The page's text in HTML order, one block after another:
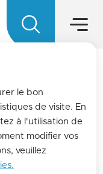
le bon
de visite. En
à l'utilisation de
modifier vos
veuillez
main
Skip to
site map
de La
la lettre
!
- Office
Menu